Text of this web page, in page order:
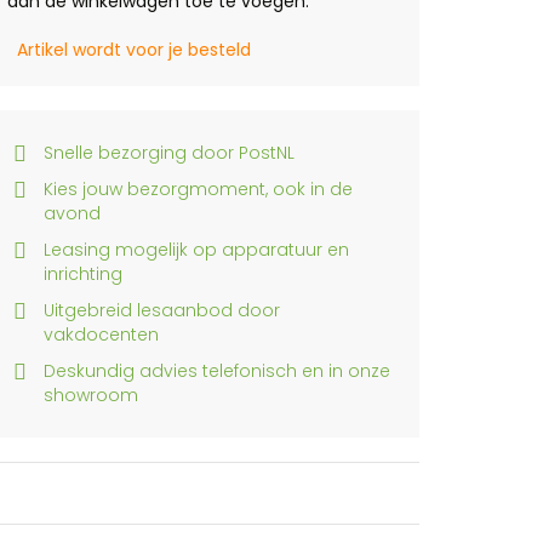
Artikel wordt voor je besteld
Snelle bezorging door PostNL
Kies jouw bezorgmoment, ook in de
avond
Leasing mogelijk op apparatuur en
inrichting
Uitgebreid lesaanbod door
vakdocenten
Deskundig advies telefonisch en in onze
showroom